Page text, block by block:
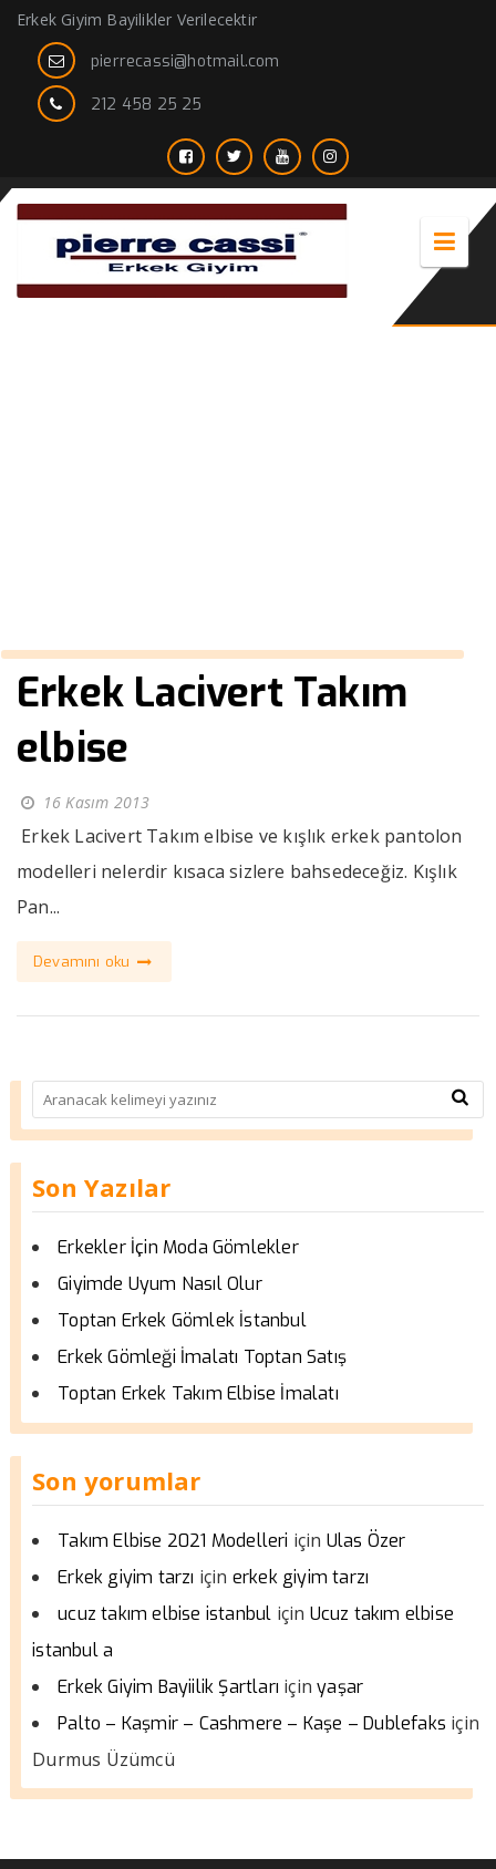
Erkek Giyim Bayilikler Verilecektir
pierrecassi@hotmail.com
212 458 25 25
Erkek Lacivert Takım
elbise
16 Kasım 2013
Erkek Lacivert Takım elbise ve kışlık erkek pantolon
modelleri nelerdir kısaca sizlere bahsedeceğiz. Kışlık
Pan...
Devamını oku
Son Yazılar
Erkekler İçin Moda Gömlekler
Giyimde Uyum Nasıl Olur
Toptan Erkek Gömlek İstanbul
Erkek Gömleği İmalatı Toptan Satış
Toptan Erkek Takım Elbise İmalatı
Son yorumlar
Takım Elbise 2021 Modelleri için Ulas Özer
Erkek giyim tarzı için erkek giyim tarzı
ucuz takım elbise istanbul için Ucuz takım elbise
istanbul a
Erkek Giyim Bayiilik Şartları içinyaşar
Palto – Kaşmir – Cashmere – Kaşe – Dublefaks için
Durmus Üzümcü